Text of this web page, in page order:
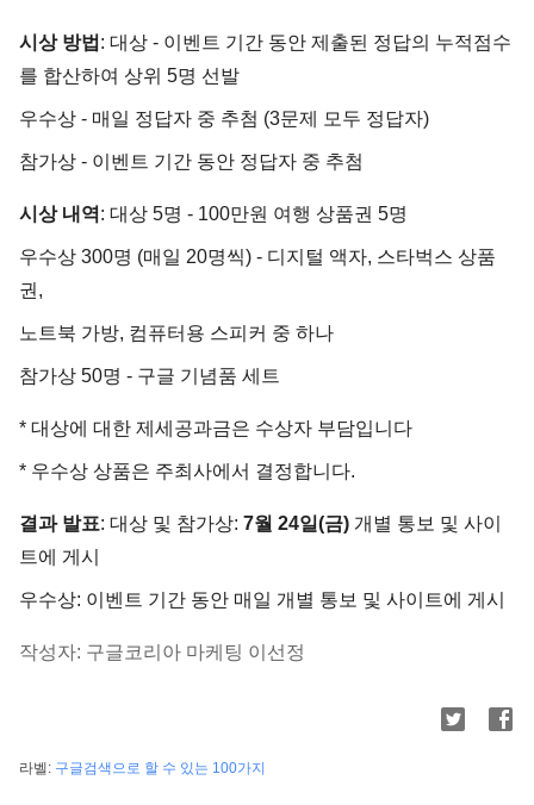
시상 방법 : 대상 - 이벤트 기간 동안 제출된 정답의 누적점수
를 합산하여 상위 5명 선발
우수상 - 매일 정답자 중 추첨 (3문제 모두 정답자)
참가상 - 이벤트 기간 동안 정답자 중 추첨
시상 내역: 대상 5명 - 100만원 여행 상품권 5명
우수상 300명 (매일 20명씩) - 디지털 액자, 스타벅스 상품
권,
노트북 가방, 컴퓨터용 스피커 중 하나
참가상 50명 - 구글 기념품 세트
* 대상에 대한 제세공과금은 수상자 부담입니다
* 우수상 상품은 주최사에서 결정합니다.
결과 발표: 대상 및 참가상: 7월 24일(금) 개별 통보 및 사이
트에 게시
우수상: 이벤트 기간 동안 매일 개별 통보 및 사이트에 게시
작성자: 구글코리아 마케팅 이선정
라벨: 구글검색으로 할 수 있는 100가지